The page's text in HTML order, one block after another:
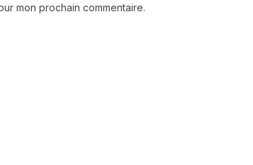
mon prochain commentaire.